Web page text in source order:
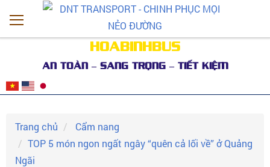
HOABINHBUS
AN TOÀN – SANG TRỌNG – TIẾT KIỆM
Trang chủ
Cẩm nang
TOP 5 món ngon ngất ngây “quên cả lối về” ở Quảng
Ngãi